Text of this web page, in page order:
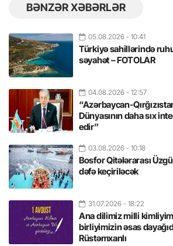
BƏNZƏR XƏBƏRLƏR
05.08.2026 - 10:41
Türkiyə sahillərində
səyahət – FOTOLAR
04.08.2026 - 12:57
“Azərbaycan-
Dünyasının daha sıx
edir”
03.08.2026 - 10:18
Bosfor Qitələrarası
dəfə keçiriləcək
31.07.2026 - 18:22
Ana dilimiz milli
birliyimizin əsas
Rüstəmxanlı